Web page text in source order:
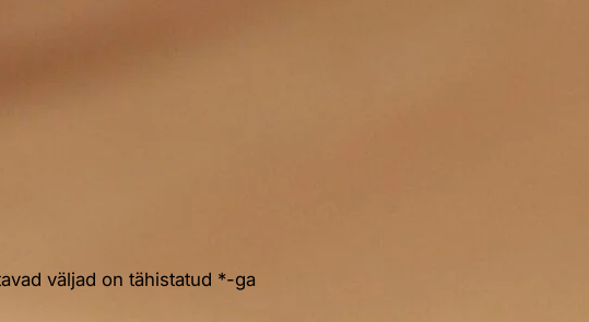
väljad on tähistatud *-ga